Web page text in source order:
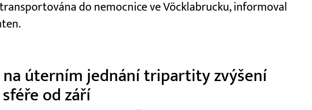
do nemocnice ve Vöcklabrucku, informoval
na úterním jednání tripartity zvýšení
od září